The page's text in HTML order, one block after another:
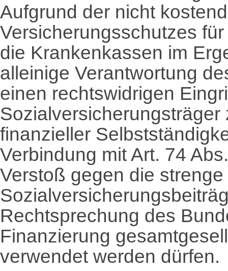
Aufgrund der nicht
Versicherungsschutzes
die Krankenkassen im
alleinige Verantwortung
einen rechtswidrigen
finanzieller
Verbindung mit Art. 74
Verstoß gegen die
Rechtsprechung des
Finanzierung
verwendet werden dürfen.